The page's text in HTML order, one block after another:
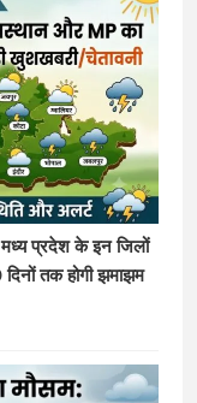
प्रदेश के इन जिलों
तक होगी झमाझम